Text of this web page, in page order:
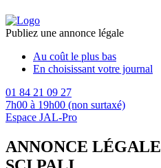
Publiez une annonce légale
Au coût le plus bas
En choisissant votre journal
01 84 21 09 27
7h00 à 19h00 (non surtaxé)
Espace JAL-Pro
ANNONCE LÉGALE